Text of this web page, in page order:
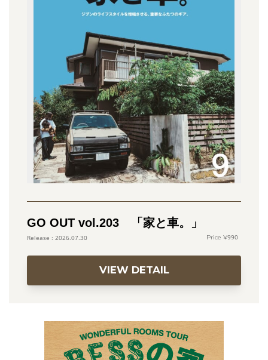
GO OUT vol.203 「家と車。」
2026.07.30 990
VIEW DETAIL